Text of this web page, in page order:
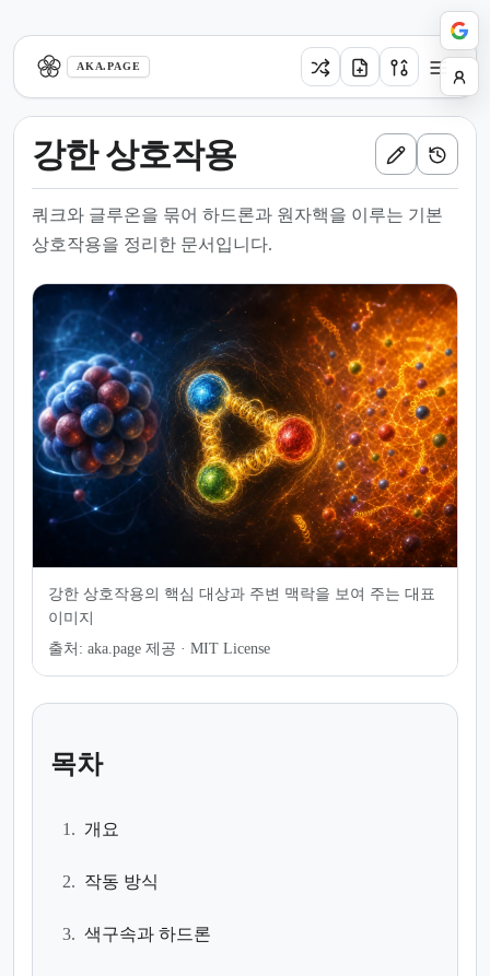
AKA.PAGE
강한 상호작용
쿼크와 글루온을 묶어 하드론과 원자핵을 이루는 기본
상호작용을 정리한 문서입니다.
강한 상호작용의 핵심 대상과 주변 맥락을 보여 주는 대표
이미지
출처: aka.page 제공 · MIT License
목차
1. 개요
2. 작동 방식
3. 색구속과 하드론